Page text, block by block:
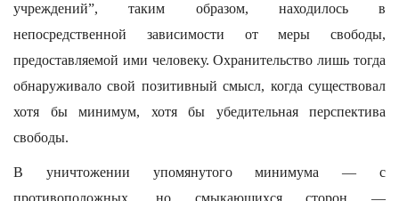
учреждений”, таким образом, находилось в
непосредственной зависимости от меры свободы,
предоставляемой ими человеку. Охранительство лишь тогда
обнаруживало свой позитивный смысл, когда существовал
хотя бы минимум, хотя бы убедительная перспектива
свободы.
В уничтожении упомянутого минимума — с
противоположных, но смыкающихся сторон —